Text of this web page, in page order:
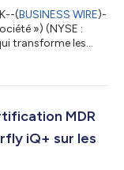
(BUSINESS WIRE)-
») (NYSE :
transforme les
de consultation des
(Restriction of
MDR
iQ+ sur les